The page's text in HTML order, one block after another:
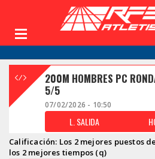
200M HOMBRES PC
5/5
07/02/2026 - 10:50
L. SALIDA
Calificación: Los 2 mejores puestos
los 2 mejores tiempos (q)